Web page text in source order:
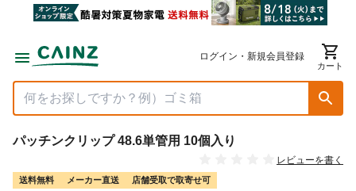
ログイン・新規会員登録
カート
パッチンクリップ 48.6単管用 10個入り
レビューを書く
送料無料 メーカー直送 店舗受取で取寄せ可